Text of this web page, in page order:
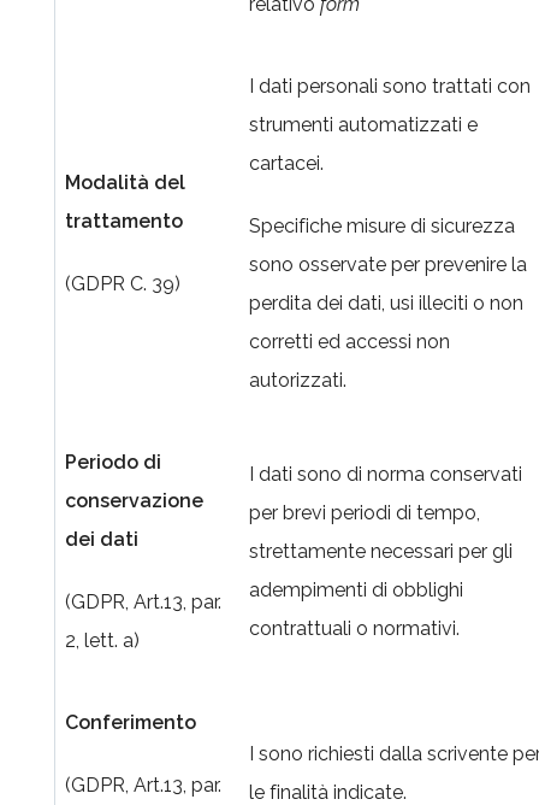
Modalità del
trattamento
(GDPR C. 39)
I dati personali sono trattati con
strumenti automatizzati e
cartacei.
Specifiche misure di sicurezza
sono osservate per prevenire la
perdita dei dati, usi illeciti o non
corretti ed accessi non
autorizzati.
Periodo di
conservazione
dei dati
(GDPR, Art.13, par.
2, lett. a)
I dati sono di norma conservati
per brevi periodi di tempo,
strettamente necessari per gli
adempimenti di obblighi
contrattuali o normativi.
Conferimento
(GDPR, Art.13, par.
I sono richiesti dalla scrivente
le finalità indicate.